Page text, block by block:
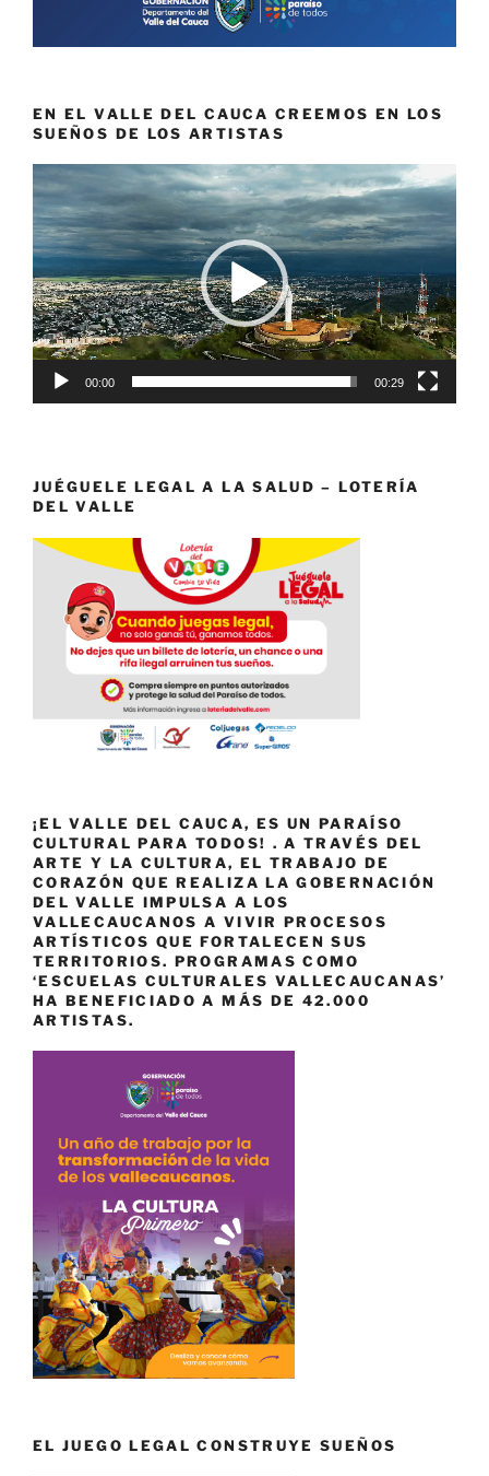
EN EL VALLE DEL CAUCA CREEMOS EN LOS
SUEÑOS DE LOS ARTISTAS
Reproductor
de
vídeo
00:00 00:29
JUÉGUELE LEGAL A LA SALUD – LOTERÍA
DEL VALLE
¡EL VALLE DEL CAUCA, ES UN PARAÍSO
CULTURAL PARA TODOS! . A TRAVÉS DEL
ARTE Y LA CULTURA, EL TRABAJO DE
CORAZÓN QUE REALIZA LA GOBERNACIÓN
DEL VALLE IMPULSA A LOS
VALLECAUCANOS A VIVIR PROCESOS
ARTÍSTICOS QUE FORTALECEN SUS
TERRITORIOS. PROGRAMAS COMO
‘ESCUELAS CULTURALES VALLECAUCANAS’
HA BENEFICIADO A MÁS DE 42.000
ARTISTAS.
EL JUEGO LEGAL CONSTRUYE SUEÑOS